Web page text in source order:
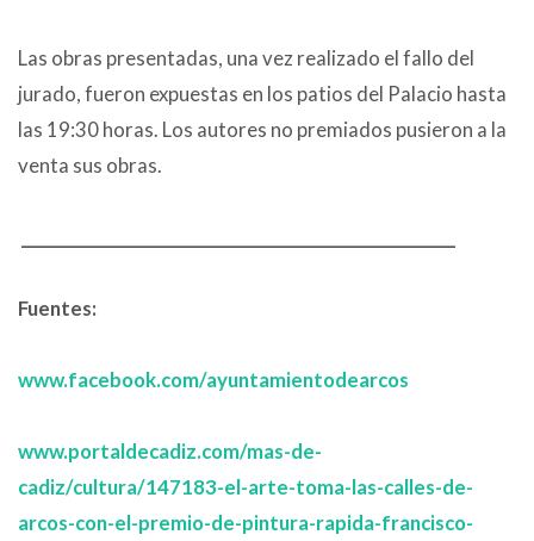
Las obras presentadas, una vez realizado el fallo del
jurado, fueron expuestas en los patios del Palacio hasta
las 19:30 horas. Los autores no premiados pusieron a la
venta sus obras.
Fuentes:
www.facebook.com/ayuntamientodearcos
www.portaldecadiz.com/mas-de-
cadiz/cultura/147183-el-arte-toma-las-calles-de-
arcos-con-el-premio-de-pintura-rapida-francisco-